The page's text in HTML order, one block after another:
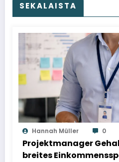
SEKALAISTA
Hannah Müller 0
Projektmanager
breites